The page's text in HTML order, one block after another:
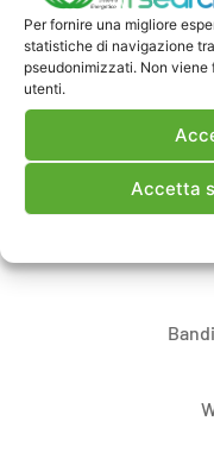
Per fornire una migliore
statistiche di navigazione
pseudonimizzati. Non
utenti.
Accetta